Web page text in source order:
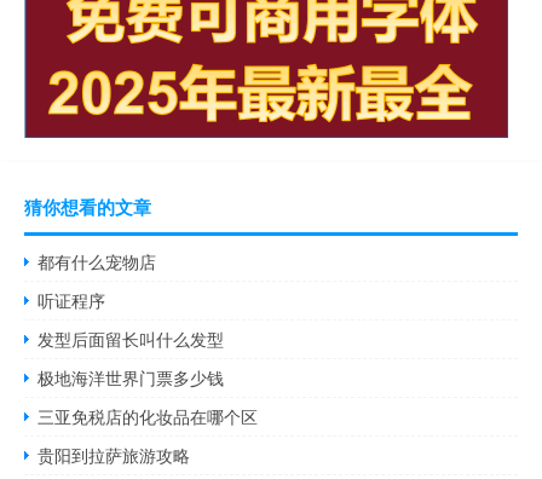
猜你想看的文章
都有什么宠物店
听证程序
发型后面留长叫什么发型
极地海洋世界门票多少钱
三亚免税店的化妆品在哪个区
贵阳到拉萨旅游攻略